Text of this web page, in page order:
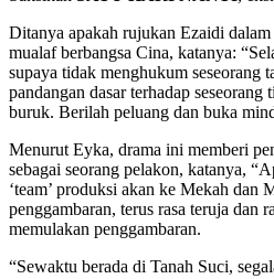
Ditanya apakah rujukan Ezaidi
mualaf berbangsa Cina, katanya:
supaya tidak menghukum seseorang
pandangan dasar terhadap
buruk. Berilah peluang dan buka
Menurut Eyka, drama ini memberi
sebagai seorang pelakon, katanya,
‘team’ produksi akan ke Mekah dan
penggambaran, terus rasa teruja dan
memulakan penggambaran.
“Sewaktu berada di Tanah Suci,